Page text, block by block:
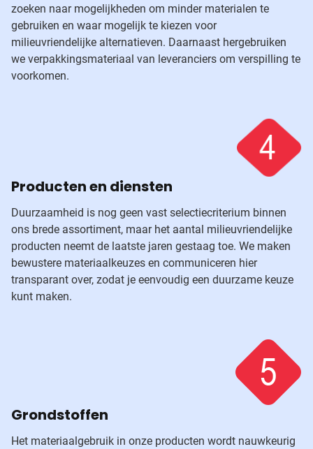
zoeken naar mogelijkheden om minder materialen te
gebruiken en waar mogelijk te kiezen voor
milieuvriendelijke alternatieven. Daarnaast hergebruiken
we verpakkingsmateriaal van leveranciers om verspilling te
voorkomen.
Producten en diensten
Duurzaamheid is nog geen vast selectiecriterium binnen
ons brede assortiment, maar het aantal milieuvriendelijke
producten neemt de laatste jaren gestaag toe. We maken
bewustere materiaalkeuzes en communiceren hier
transparant over, zodat je eenvoudig een duurzame keuze
kunt maken.
Grondstoffen
Het materiaalgebruik in onze producten wordt nauwkeurig